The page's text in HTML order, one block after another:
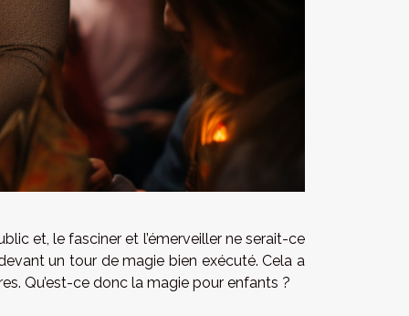
et, le fasciner et l’émerveiller ne serait-ce
un tour de magie bien exécuté. Cela a
Qu’est-ce donc la magie pour enfants ?